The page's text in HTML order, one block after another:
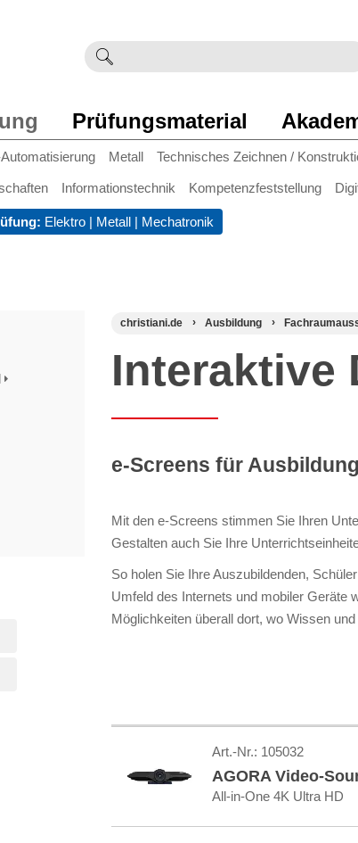
eingeben
Metall Technisches Zeichnen /
Informationstechnik Kompetenzfeststellung
Prüfungsmaterial
Elektro | Metall | Mechatronik
christiani.de Ausbildung
Interaktive
e-Screens für
Mit den e-Screens stimmen Sie Ihren
Gestalten auch Sie Ihre
So holen Sie Ihre Auszubildenden,
Umfeld des Internets und mobiler Geräte
Möglichkeiten überall dort, wo Wissen
Art.-Nr.: 105032
AGORA Video-
All-in-One 4K Ultra HD